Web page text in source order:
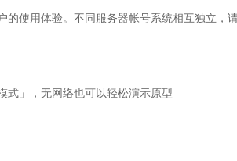
的使用体验。不同服务器帐号系统相互独立，
式」，无网络也可以轻松演示原型